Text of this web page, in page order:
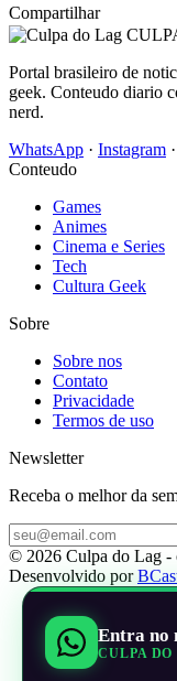
Compartilhar
Portal brasileiro de
geek. Conteudo diario
nerd.
WhatsApp · Instagram ·
Conteudo
Games
Animes
Cinema e Series
Tech
Cultura Geek
Sobre
Sobre nos
Contato
Privacidade
Termos de uso
Newsletter
Receba o melhor da
© 2026 Culpa do Lag -
Desenvolvido por
Entra no
CULPA DO